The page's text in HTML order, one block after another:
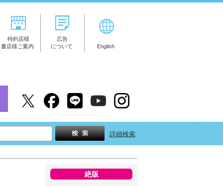
特約店様
書店様ご案内
広告
について
English
詳細検索
絶版